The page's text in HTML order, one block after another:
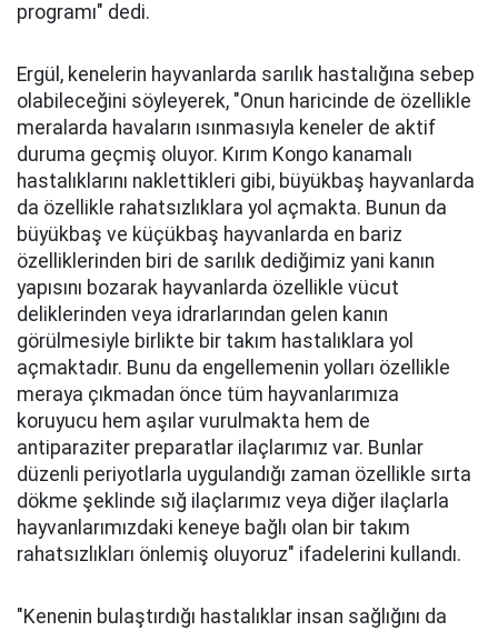
programı" dedi.
Ergül, kenelerin hayvanlarda sarılık hastalığına sebep
olabileceğini söyleyerek, "Onun haricinde de özellikle
meralarda havaların ısınmasıyla keneler de aktif
duruma geçmiş oluyor. Kırım Kongo kanamalı
hastalıklarını naklettikleri gibi, büyükbaş hayvanlarda
da özellikle rahatsızlıklara yol açmakta. Bunun da
büyükbaş ve küçükbaş hayvanlarda en bariz
özelliklerinden biri de sarılık dediğimiz yani kanın
yapısını bozarak hayvanlarda özellikle vücut
deliklerinden veya idrarlarından gelen kanın
görülmesiyle birlikte bir takım hastalıklara yol
açmaktadır. Bunu da engellemenin yolları özellikle
meraya çıkmadan önce tüm hayvanlarımıza
koruyucu hem aşılar vurulmakta hem de
antiparaziter preparatlar ilaçlarımız var. Bunlar
düzenli periyotlarla uygulandığı zaman özellikle sırta
dökme şeklinde sığ ilaçlarımız veya diğer ilaçlarla
hayvanlarımızdaki keneye bağlı olan bir takım
rahatsızlıkları önlemiş oluyoruz" ifadelerini kullandı.
"Kenenin bulaştırdığı hastalıklar insan sağlığını da